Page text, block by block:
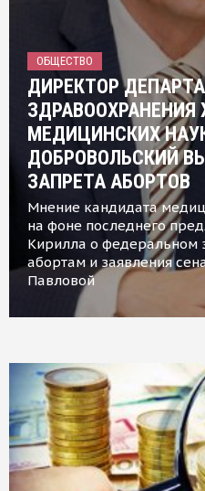
ОБЩЕСТВО
ДИРЕКТОР
МЕДИЦИНСКИХ
ДОБРОВОЛЬСКИЙ
ЗАПРЕТА АБОРТОВ
Мнение кандидата
на фоне последнего
Кирилла о федеральном
абортам и заявления
Павловой